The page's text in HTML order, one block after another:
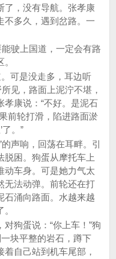
了，没有导航。张孝康
不多久，遇到岔路。一
驶上国道，一定会有路
可是没走多，耳边听
见，路面上泥泞不堪，
康说：“不好。是泥石
前轮打滑，陷进路面淤
。”
声响，回荡在耳畔。引
脱困。狗蛋从摩托车上
动车身。可是她力气太
无法动弹。前轮还在打
石涌向路面。水越来越
狗蛋说：“你上车！”狗
块平整的岩石，蹲下
自己站到机车尾部，